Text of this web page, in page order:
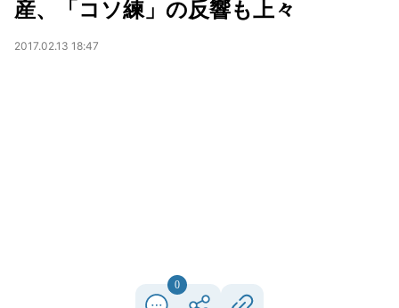
産、「コソ練」の反響も上々
2017.02.13 18:47
0